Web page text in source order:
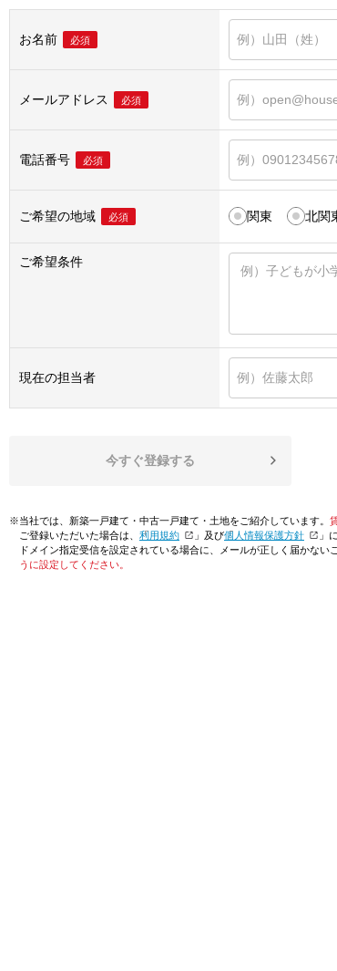
お名前 必須
メールアドレス 必須
電話番号 必須
ご希望の地域 必須 関東 北関
ご希望条件
現在の担当者
今すぐ登録する
※当社では、新築一戸建て・中古一戸建て・土地をご紹介しています。
ご登録いただいた場合は、「利用規約 」及び「個人情報保護方針
」
ドメイン指定受信を設定されている場合に、メールが正しく届かない
うに設定してください。